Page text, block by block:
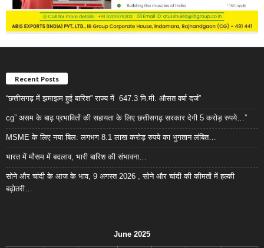
Recent Posts
“छत्तीसगढ़ में झमाझम हुई बारिश” राज्य में 647.3 मि.मी. औसत वर्षा दर्ज”
cg” असम के बाढ़ प्रभावितों की सहायता के लिए छत्तीसगढ़ सरकार देगी 5 करोड़ रुपये…”
MSME के लिए नया बिल: लगभग 8.1 लाख करोड़ रुपये का भुगतान लंबित…
भारत में मौसम में बदलाव, भारी बारिश की संभावना…
सोने और चांदी के आज के भाव, 9 अगस्त 2026 , सोने और चांदी की कीमतों में हल्की
बढ़ोतरी…
June 2025